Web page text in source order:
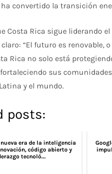
convertido la transición
Costa Rica sigue liderando
“El futuro es renovable,
Rica no solo está
sus
y el mundo.
posts:
era de la inteligencia
código abierto y
tecnoló...